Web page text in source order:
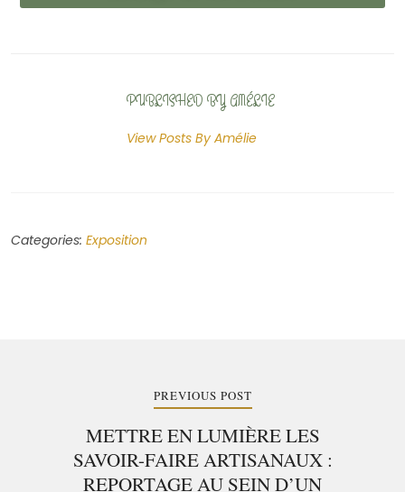
PUBLISHED BY AMÉLIE
View Posts By Amélie
Categories: Exposition
PREVIOUS POST
METTRE EN LUMIÈRE LES
SAVOIR-FAIRE ARTISANAUX :
REPORTAGE AU SEIN D’UN